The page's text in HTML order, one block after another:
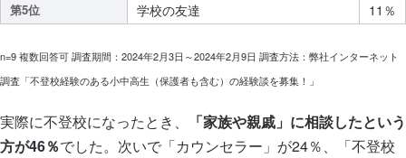
第5位 学校の友達 11％
n=9 複数回答可 調査期間：2024年2月3日～2024年2月9日 調査方法：弊社インターネット
調査「不登校経験のある小中高生（保護者も含む）の経験談を募集！」
実際に不登校になったとき、
「家族や親戚」に相談したという
方が46％でした。次いで「カウンセラー」が24％、「不登校